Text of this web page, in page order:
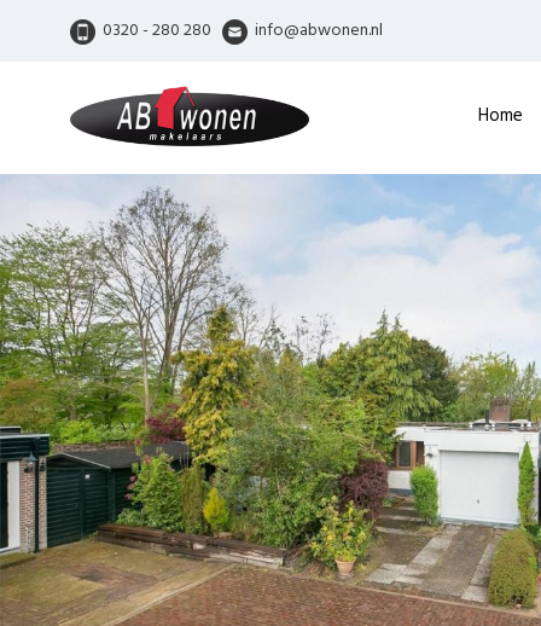
0320 - 280 280 info@abwonen.nl
Home